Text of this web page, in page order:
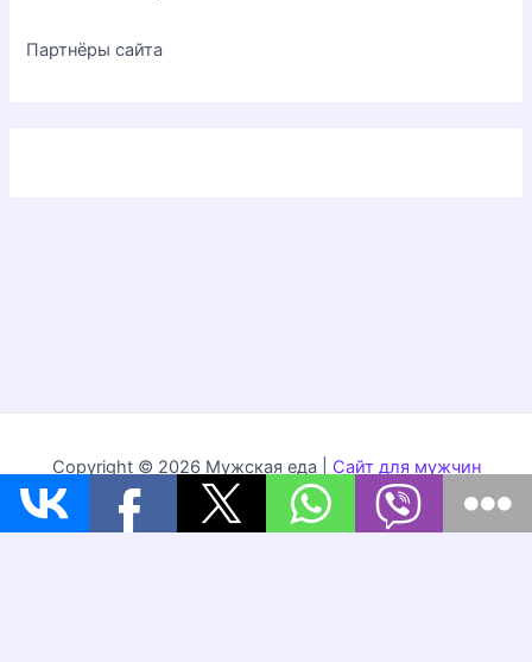
Партнёры сайта
Copyright © 2026 Мужская еда | Сайт для мужчин